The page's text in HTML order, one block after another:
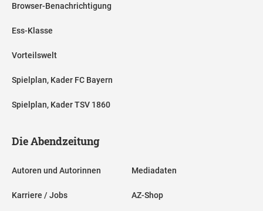
Browser-Benachrichtigung
Ess-Klasse
Vorteilswelt
Spielplan, Kader FC Bayern
Spielplan, Kader TSV 1860
Die Abendzeitung
Autoren und Autorinnen
Karriere / Jobs
Mediadaten
AZ-Shop